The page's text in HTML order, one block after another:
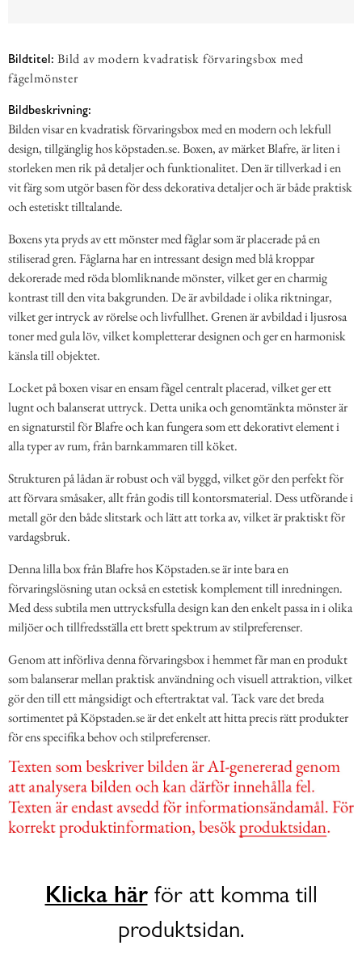
Bildtitel: Bild av modern kvadratisk förvaringsbox med
fågelmönster
Bildbeskrivning:
Bilden visar en kvadratisk förvaringsbox med en modern och lekfull
design, tillgänglig hos köpstaden.se. Boxen, av märket Blafre, är liten i
storleken men rik på detaljer och funktionalitet. Den är tillverkad i en
vit färg som utgör basen för dess dekorativa detaljer och är både praktisk
och estetiskt tilltalande.
Boxens yta pryds av ett mönster med fåglar som är placerade på en
stiliserad gren. Fåglarna har en intressant design med blå kroppar
dekorerade med röda blomliknande mönster, vilket ger en charmig
kontrast till den vita bakgrunden. De är avbildade i olika riktningar,
vilket ger intryck av rörelse och livfullhet. Grenen är avbildad i ljusrosa
toner med gula löv, vilket kompletterar designen och ger en harmonisk
känsla till objektet.
Locket på boxen visar en ensam fågel centralt placerad, vilket ger ett
lugnt och balanserat uttryck. Detta unika och genomtänkta mönster är
en signaturstil för Blafre och kan fungera som ett dekorativt element i
alla typer av rum, från barnkammaren till köket.
Strukturen på lådan är robust och väl byggd, vilket gör den perfekt för
att förvara småsaker, allt från godis till kontorsmaterial. Dess utförande i
metall gör den både slitstark och lätt att torka av, vilket är praktiskt för
vardagsbruk.
Denna lilla box från Blafre hos Köpstaden.se är inte bara en
förvaringslösning utan också en estetisk komplement till inredningen.
Med dess subtila men uttrycksfulla design kan den enkelt passa in i olika
miljöer och tillfredsställa ett brett spektrum av stilpreferenser.
Genom att införliva denna förvaringsbox i hemmet får man en produkt
som balanserar mellan praktisk användning och visuell attraktion, vilket
gör den till ett mångsidigt och eftertraktat val. Tack vare det breda
sortimentet på Köpstaden.se är det enkelt att hitta precis rätt produkter
för ens specifika behov och stilpreferenser.
Klicka härför att komma till
produktsidan.